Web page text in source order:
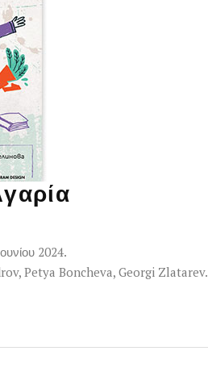
2024.
Petya Boncheva, Georgi Zlatarev.